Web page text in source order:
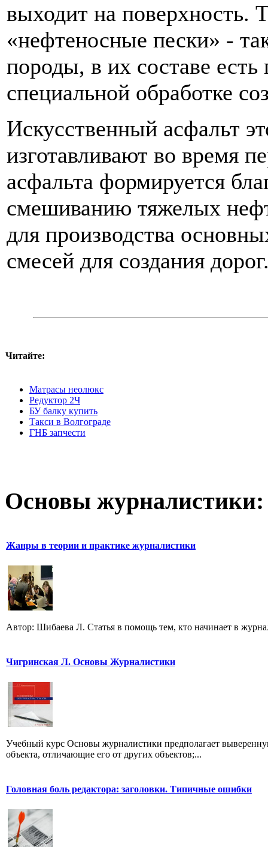
выходит на поверхность.
«нефтеносные пески» -
породы, в их составе
специальной обработке
Искусственный асфальт
изготавливают во время
асфальта формируется
смешиванию тяжелых
для производства
смесей для создания
Читайте:
Матрасы неолюкс
Редуктор 2Ч
БУ балку купить
Такси в Волгограде
ГНБ запчести
Основы журналистики:
Жанры в теории и практике журналистики
Автор: Шибаева Л. Статья в помощь тем, кто начинает в
Чигринская Л. Основы Журналистики
Учебный курс Основы журналистики предполагает
объекта, отличающие его от других объектов;...
Головная боль редактора: заголовки. Типичные ошибки